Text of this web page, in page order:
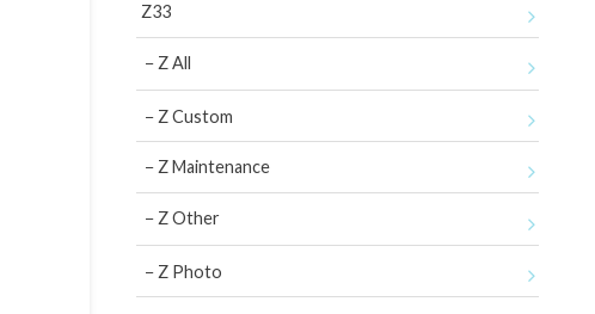
Z33
Z All
Z Custom
Z Maintenance
Z Other
Z Photo